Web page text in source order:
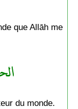
que Allāh me
du monde.